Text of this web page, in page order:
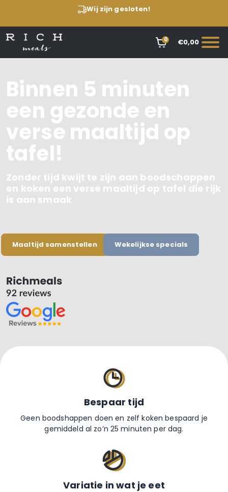
Wij zijn gesloten!
0 €0,00
Binnen 5 minuten
een gezonde en
verse maaltijd op
tafel!
Zonder tijd kwijt te zijn aan boodschappen
en koken een verse maaltijd op tafel die rijk
is aan smaak
Maaltijd samenstellen Wekelijkse specials
Bespaar tijd
Geen boodshappen doen en zelf koken bespaard je
gemiddeld al zo’n 25 minuten per dag.
Variatie in wat je eet